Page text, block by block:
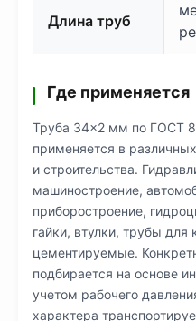
Длина труб
Где применяется
Труба 34×2 мм по ГОСТ
применяется в
и строительства.
машиностроение,
приборостроение,
гайки, втулки, трубы для
цементируемые.
подбирается на основе
учетом рабочего
характера